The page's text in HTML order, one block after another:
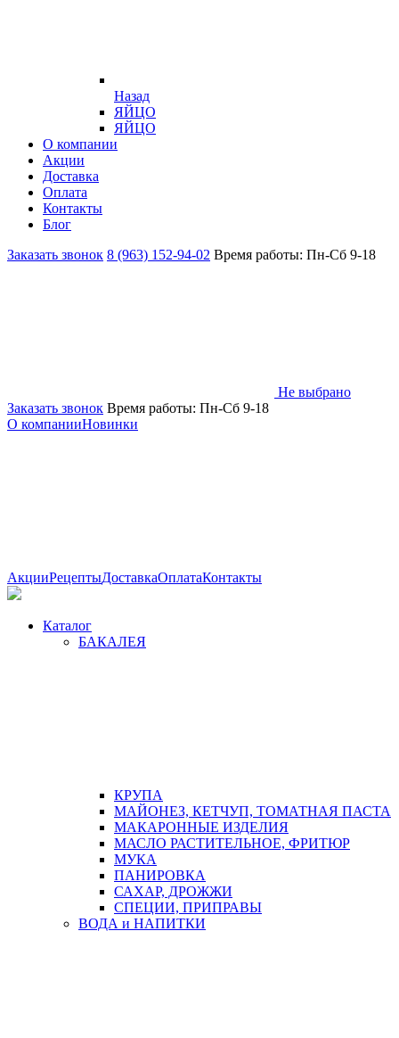
Назад
ЯЙЦО
ЯЙЦО
О компании
Акции
Доставка
Оплата
Контакты
Блог
Заказать звонок 8 (963) 152-94-02 Время работы: Пн-Сб 9-18
Не выбрано
Заказать звонок Время работы: Пн-Сб 9-18
О компанииНовинки
АкцииРецептыДоставкаОплатаКонтакты
Каталог
БАКАЛЕЯ
КРУПА
МАЙОНЕЗ, КЕТЧУП, ТОМАТНАЯ ПАСТА
МАКАРОННЫЕ ИЗДЕЛИЯ
МАСЛО РАСТИТЕЛЬНОЕ, ФРИТЮР
МУКА
ПАНИРОВКА
САХАР, ДРОЖЖИ
СПЕЦИИ, ПРИПРАВЫ
ВОДА и НАПИТКИ